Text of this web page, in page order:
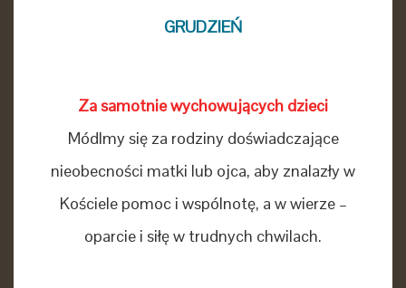
GRUDZIEŃ
Za samotnie wychowujących dzieci
Módlmy się za rodziny doświadczające
nieobecności matki lub ojca, aby znalazły w
Kościele pomoc i wspólnotę, a w wierze –
oparcie i siłę w trudnych chwilach.